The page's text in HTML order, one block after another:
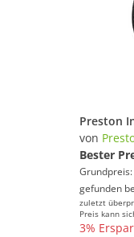
von
Bester
gefunden
zuletzt
Preis kann
3%